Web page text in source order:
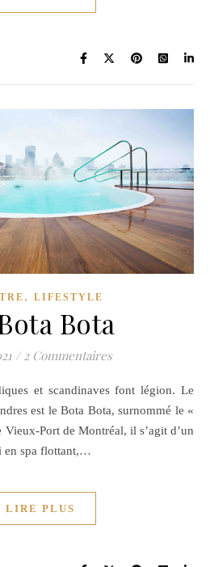
, LIFESTYLE
Bota
/ 2 Commentaires
est le Bota Bota, surnommé le «
Vieux-Port de Montréal, il s’agit d’un
en spa flottant,…
LIRE PLUS